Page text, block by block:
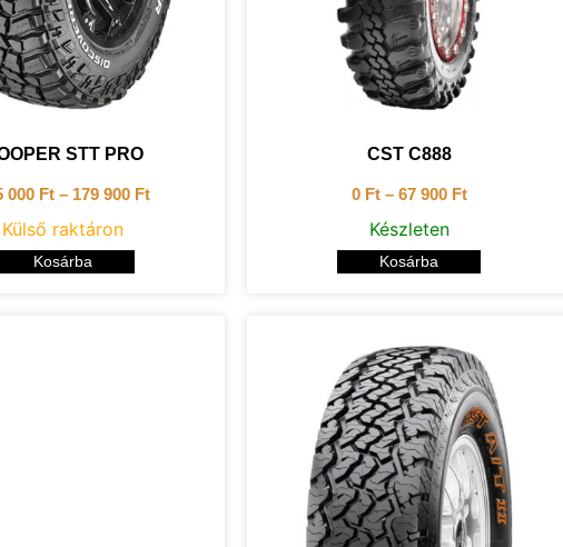
STT PRO
000 Ft– 179 900 Ft
Külső raktáron
Kosárba
CST C888
0 Ft– 67 900 Ft
Készleten
Kosárba